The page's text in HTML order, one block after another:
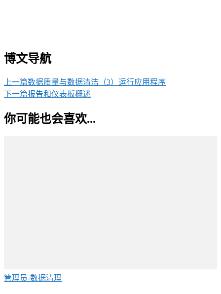
博文导航
上一篇数据质量与数据清洁（3）运行应用程序
下一篇报告和仪表板概述
你可能也会喜欢...
管理员-数据清理